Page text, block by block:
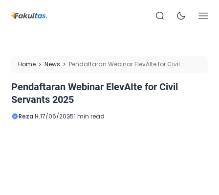
Home News
Pendaftaran Webinar ElevAIte for Civil
Pendaftaran Webinar ElevAIte for Civil
Servants 2025
Reza H.17/06/20251 min read